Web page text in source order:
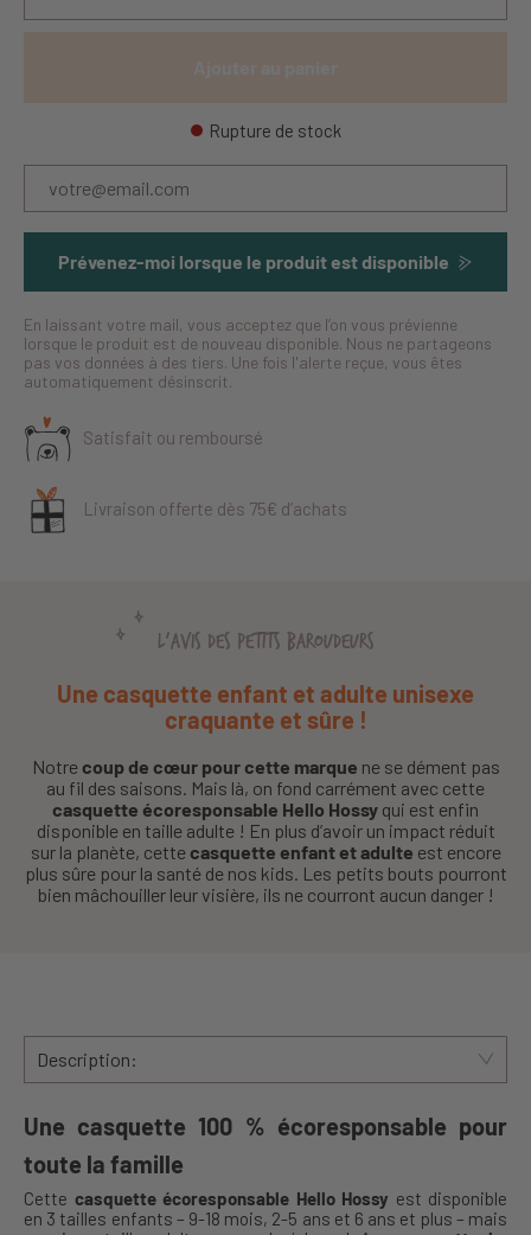
Rupture de stock
Prévenez-moi lorsque le produit est disponible
En laissant votre mail, vous acceptez que l’on vous prévienne
lorsque le produit est de nouveau disponible. Nous ne partageons
pas vos données à des tiers. Une fois l'alerte reçue, vous êtes
automatiquement désinscrit.
Satisfait ou remboursé
Livraison offerte dès 75€ d’achats
L'AVIS DES PETITS BAROUDEURS
Une casquette enfant et adulte unisexe
craquante et sûre !
Notrecoup de cœur pour cette marque ne se dément pas
au fil des saisons. Mais là, on fond carrément avec cette
casquette écoresponsable Hello Hossy qui est enfin
disponible en taille adulte ! En plus d’avoir un impact réduit
sur la planète, cettecasquette enfant et adulte est encore
plus sûre pour la santé de nos kids. Les petits bouts pourront
bien mâchouiller leur visière, ils ne courront aucun danger !
Description:
Une casquette 100 % écoresponsable pour
toute la famille
Cette casquette écoresponsable Hello Hossy est disponible
en 3 tailles enfants – 9-18 mois, 2-5 ans et 6 ans et plus – mais